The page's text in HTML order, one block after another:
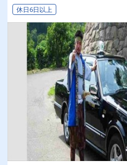
休日6日以上